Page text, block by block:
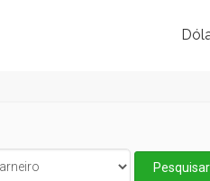
Pesquisar